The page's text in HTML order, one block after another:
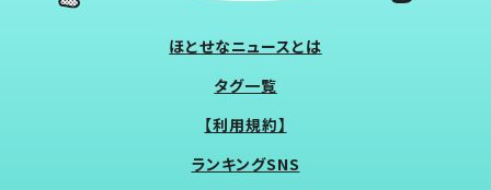
ほとせなニュースとは
タグ一覧
【利用規約】
ランキングSNS